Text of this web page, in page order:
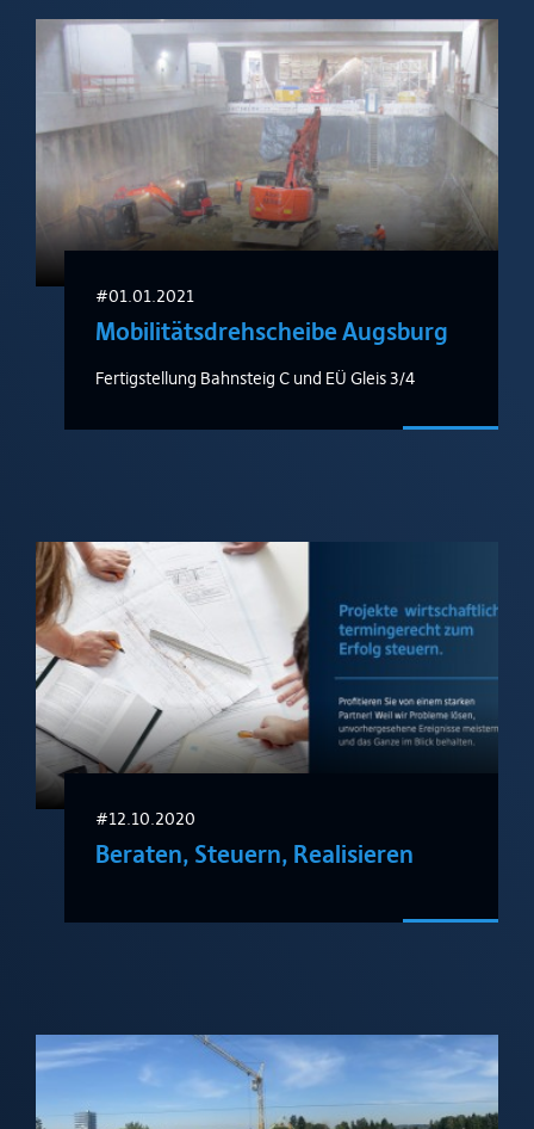
#01.01.2021
Mobilitätsdrehscheibe Augsburg
Fertigstellung Bahnsteig C und EÜ Gleis 3/4
#12.10.2020
Beraten, Steuern, Realisieren